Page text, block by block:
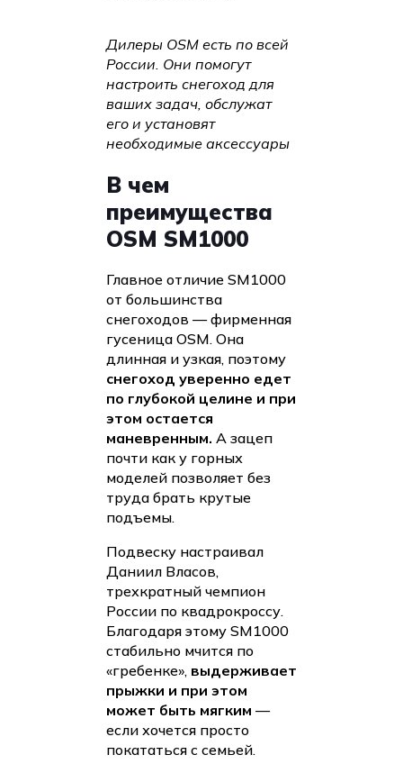
Дилеры OSM есть по всей
России. Они помогут
настроить снегоход для
ваших задач, обслужат
его и установят
необходимые аксессуары
В чем
преимущества
OSM SM1000
Главное отличие SM1000
от большинства
снегоходов — фирменная
гусеница OSM. Она
длинная и узкая, поэтому
снегоход уверенно едет
по глубокой целине и при
этом остается
маневренным. А зацеп
почти как у горных
моделей позволяет без
труда брать крутые
подъемы.
Подвеску настраивал
Даниил Власов,
трехкратный чемпион
России по квадрокроссу.
Благодаря этому SM1000
стабильно мчится по
«гребенке», выдерживает
прыжки и при этом
может быть мягким —
если хочется просто
покататься с семьей.